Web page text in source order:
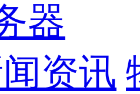
器
资讯